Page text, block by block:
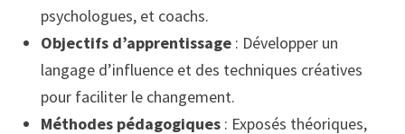
psychologues, et coachs.
Objectifs d’apprentissage: Développer un
langage d’influence et des techniques créatives
pour faciliter le changement.
Méthodes pédagogiques: Exposés théoriques,